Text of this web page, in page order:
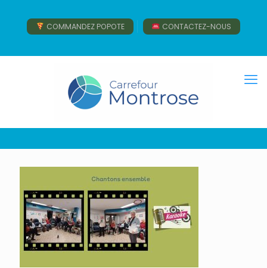
COMMANDEZ POPOTE CONTACTEZ-NOUS